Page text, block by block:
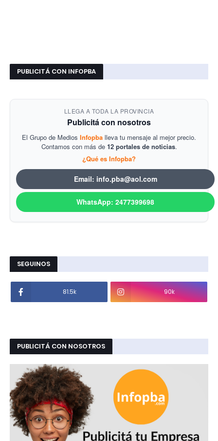
PUBLICITÁ CON INFOPBA
LLEGA A TODA LA PROVINCIA
Publicitá con nosotros
El Grupo de Medios Infopba lleva tu mensaje al mejor precio.
Contamos con más de 12 portales de noticias.
¿Qué es Infopba?
Email: info.pba@aol.com
WhatsApp: 2477399698
SEGUINOS
81.5k 90k
PUBLICITÁ CON NOSOTROS